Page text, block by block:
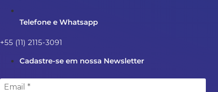
Telefone e Whatsapp
+55 (11) 2115-3091
Cadastre-se em nossa Newsletter